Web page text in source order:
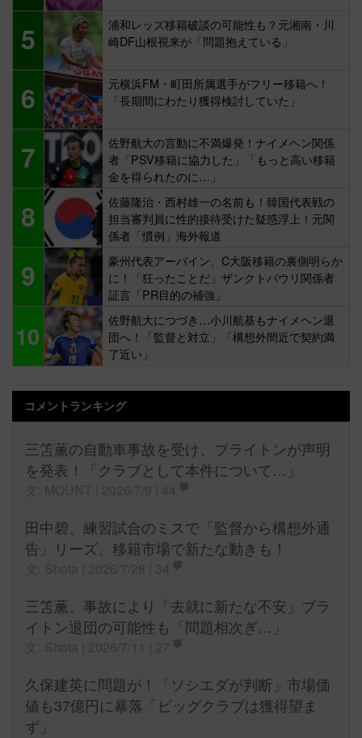
5
浦和レッズ移籍破談の可能性も？元湘南・川
崎DF山根視来が「問題抱えている」
6
元横浜FM・町田所属選手がフリー移籍へ！
「長期間にわたり獲得検討していた」
7
佐野航大の言動に不満爆発！ナイメヘン関係
者「PSV移籍に協力した」「もっと高い移籍
金を得られたのに…」
8
佐藤隆治・西村雄一の名前も！韓国代表戦の
担当審判員に性的接待受けた疑惑浮上！元関
係者「慣例」海外報道
9
豪州代表アーバイン、C大阪移籍の裏側明らか
に！「狂ったことだ」ザンクトパウリ関係者
証言「PR目的の補強」
10
佐野航大につづき…小川航基もナイメヘン退
団へ！「監督と対立」「構想外間近で契約満
了近い」
コメントランキング
三笘薫の自動車事故を受け、ブライトンが声明
を発表！「クラブとして本件について…」
田中碧、練習試合のミスで「監督から構想外通
告」リーズ、移籍市場で新たな動きも！
三笘薫、事故により「去就に新たな不安」ブラ
イトン退団の可能性も「問題相次ぎ…」
久保建英に問題が！「ソシエダが判断」市場価
値も37億円に暴落「ビッグクラブは獲得望ま
ず」